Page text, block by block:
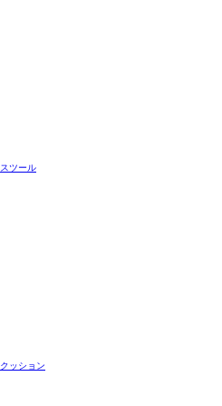
スツール
クッション